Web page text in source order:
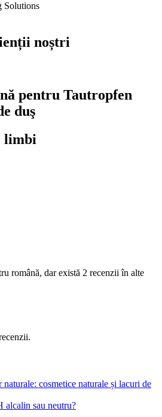
Solutions
noștri
pentru Tautropfen
duş
limbi
română, dar există 2 recenzii în alte
cosmetice naturale și lacuri de
sau neutru?